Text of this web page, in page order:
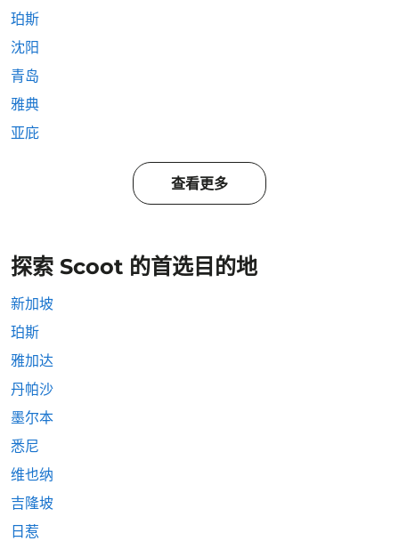
珀斯
沈阳
青岛
雅典
亚庇
查看更多
探索 Scoot 的首选目的地
新加坡
珀斯
雅加达
丹帕沙
墨尔本
悉尼
维也纳
吉隆坡
日惹